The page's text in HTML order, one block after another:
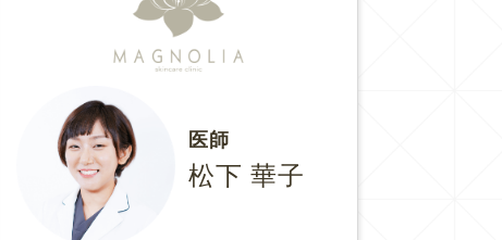
医師
松下 華子